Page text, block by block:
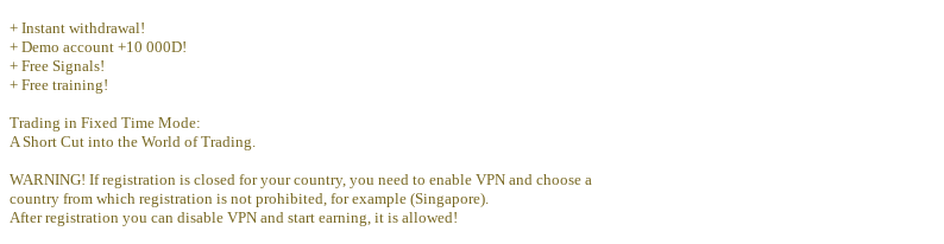
+ Instant withdrawal!
+ Demo account +10 000D!
+ Free Signals!
+ Free training!
Trading in Fixed Time Mode:
A Short Cut into the World of Trading.
WARNING! If registration is closed for your country, you need to enable VPN and choose a
country from which registration is not prohibited, for example (Singapore).
After registration you can disable VPN and start earning, it is allowed!